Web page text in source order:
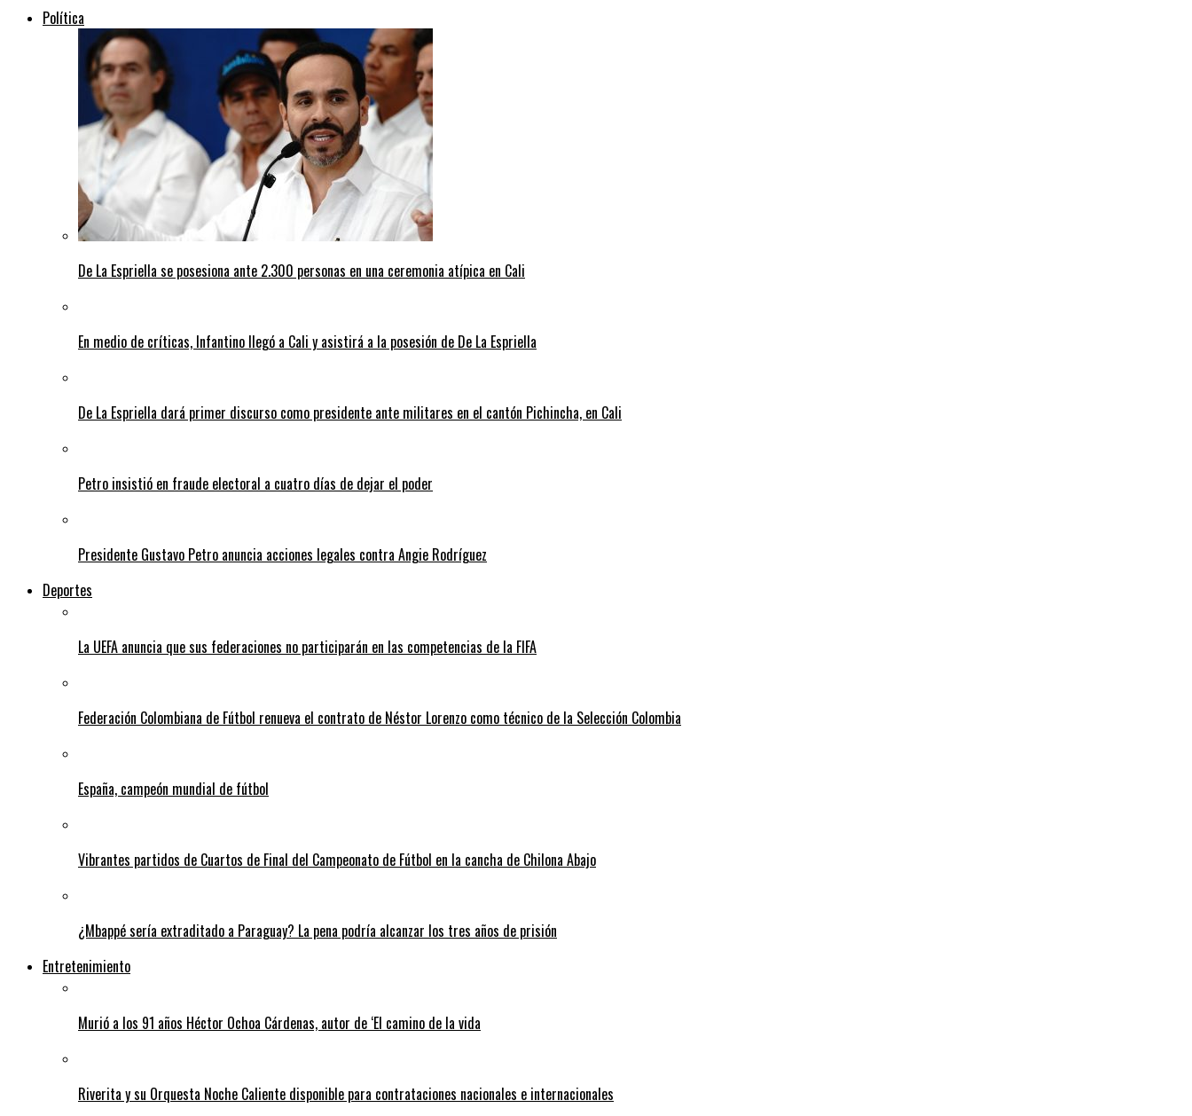
Política
De La Espriella se posesiona ante 2.300 personas en una ceremonia atípica en Cali
En medio de críticas, Infantino llegó a Cali y asistirá a la posesión de De La Espriella
De La Espriella dará primer discurso como presidente ante militares en el cantón Pichincha, en Cali
Petro insistió en fraude electoral a cuatro días de dejar el poder
Presidente Gustavo Petro anuncia acciones legales contra Angie Rodríguez
Deportes
La UEFA anuncia que sus federaciones no participarán en las competencias de la FIFA
Federación Colombiana de Fútbol renueva el contrato de Néstor Lorenzo como técnico de la Selección Colombia
España, campeón mundial de fútbol
Vibrantes partidos de Cuartos de Final del Campeonato de Fútbol en la cancha de Chilona Abajo
¿Mbappé sería extraditado a Paraguay? La pena podría alcanzar los tres años de prisión
Entretenimiento
Murió a los 91 años Héctor Ochoa Cárdenas, autor de ‘El camino de la vida
Riverita y su Orquesta Noche Caliente disponible para contrataciones nacionales e internacionales